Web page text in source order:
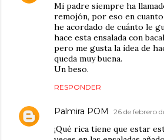
Mi padre siempre ha
remojón, por eso en
he acordado de cuánto le
hace esta ensalada con
pero me gusta la idea de
queda muy buena.
Un beso.
RESPONDER
Palmira POM 26 de febrero
¡Qué rica tiene que estar